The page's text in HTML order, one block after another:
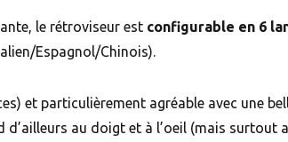
le rétroviseur est configurable en 6
Espagnol/Chinois).
et particulièrement agréable avec une
d’ailleurs au doigt et à l’oeil (mais surtout